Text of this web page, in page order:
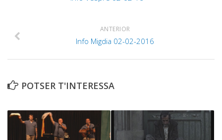
ANTERIOR
Info Migdia 02-02-2016
POTSER T'INTERESSA